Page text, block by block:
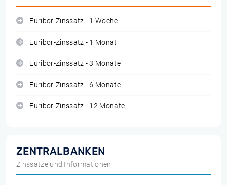
Euribor-Zinssatz - 1 Woche
Euribor-Zinssatz - 1 Monat
Euribor-Zinssatz - 3 Monate
Euribor-Zinssatz - 6 Monate
Euribor-Zinssatz - 12 Monate
ZENTRALBANKEN
Zinssätze und Informationen